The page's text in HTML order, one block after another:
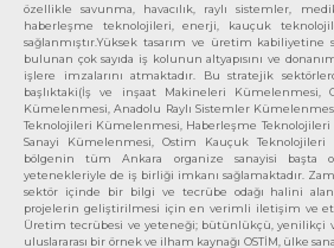
özellikle savunma, havacılık, raylı sistemler,
haberleşme teknolojileri, enerji, kauçuk
sağlanmıştır.Yüksek tasarım ve üretim
bulunan çok sayıda iş kolunun altyapısını ve
işlere imzalarını atmaktadır. Bu stratejik
başlıktaki(İş ve inşaat Makineleri Kümelenmesi,
Kümelenmesi, Anadolu Raylı Sistemler
Teknolojileri Kümelenmesi, Haberleşme
Sanayi Kümelenmesi, Ostim Kauçuk
bölgenin tüm Ankara organize sanayisi başta
yetenekleriyle de iş birliği imkanı sağlamaktadır.
sektör içinde bir bilgi ve tecrübe odağı halini
projelerin geliştirilmesi için en verimli iletişim ve
Üretim tecrübesi ve yeteneği; bütünlükçü, yenilikçi
uluslararası bir örnek ve ilham kaynağı OSTİM, ülke